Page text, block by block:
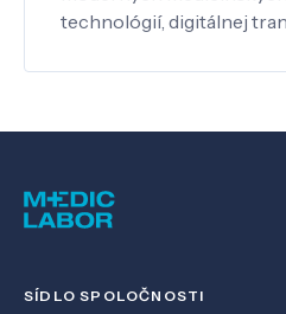
technológií, digitálnej
SÍDLO SPOLOČNOSTI